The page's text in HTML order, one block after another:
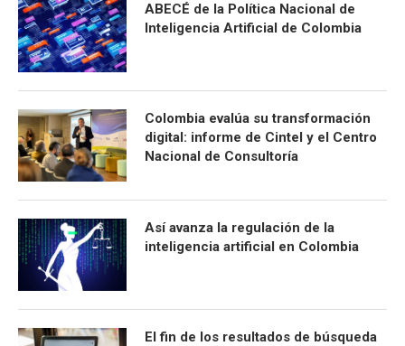
ABECÉ de la Política Nacional de
Inteligencia Artificial de Colombia
Colombia evalúa su transformación
digital: informe de Cintel y el Centro
Nacional de Consultoría
Así avanza la regulación de la
inteligencia artificial en Colombia
El fin de los resultados de búsqueda